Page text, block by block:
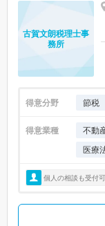
古賀文朗税理士事
務所
得意分野 節税
得意業種 不動
医療
個人の相談も受付可